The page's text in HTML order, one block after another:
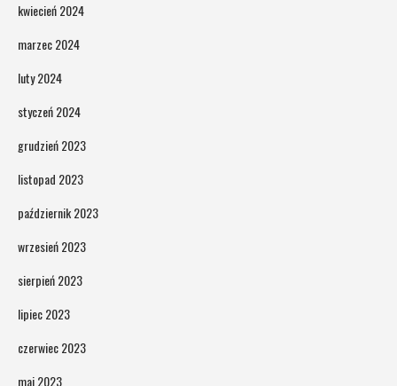
kwiecień 2024
marzec 2024
luty 2024
styczeń 2024
grudzień 2023
listopad 2023
październik 2023
wrzesień 2023
sierpień 2023
lipiec 2023
czerwiec 2023
maj 2023